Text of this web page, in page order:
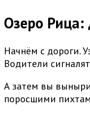
Озеро Рица:
Начнём с дороги.
Водители
А затем вы
поросшими